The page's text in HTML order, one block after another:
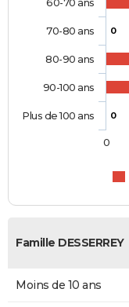
0
0
70-80 ans
80-90 ans
90-100 ans
Plus de 100 ans
0
Famille DESSERREY
Moins de 10 ans